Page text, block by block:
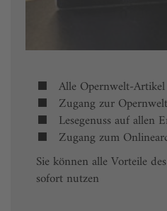
Alle Opernwelt-
Zugang zur
Lesegenuss auf allen
Zugang zum
Sie können alle Vorteile
sofort nutzen